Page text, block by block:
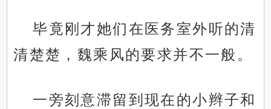
毕竟刚才她们在医务室外听的清
清楚楚，魏乘风的要求并不一般。
一旁刻意滞留到现在的小辫子和